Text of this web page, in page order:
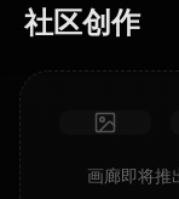
社区创作
画廊即将